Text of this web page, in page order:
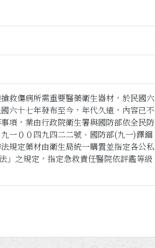
救傷病所需重要醫藥衛生器材，於民國六
六十七年發布至今，年代久遠，內容已不
項，業由行政院衛生署與國防部依全民防
一００四九四二二號、國防部(九一)鐸錮
規定藥材由衛生局統一購置並指定各公私
」之規定，指定急救責任醫院依評鑑等級